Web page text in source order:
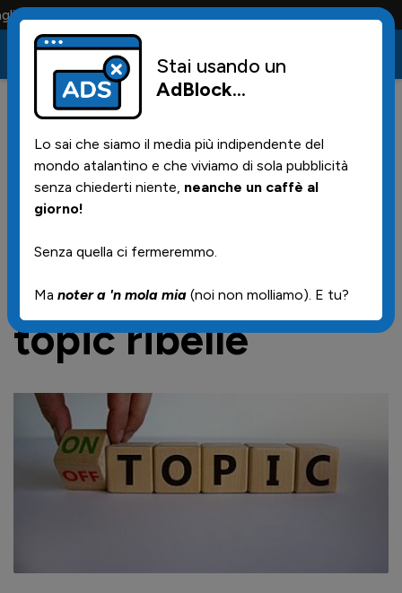
la portano tutta la vita
17/02/2025 | 00.45
😎😎 RebelOT del 2025 - n.6😎
😎
RebelOT
- l'off
topic ribelle
Stai usando un
AdBlock...
Lo sai che siamo il media più indipendente del
mondo atalantino e che viviamo di sola pubblicità
senza chiederti niente, neanche un caffè al
giorno!
Senza quella ci fermeremmo.
Ma noter a 'n mola mia (noi non molliamo). E tu?